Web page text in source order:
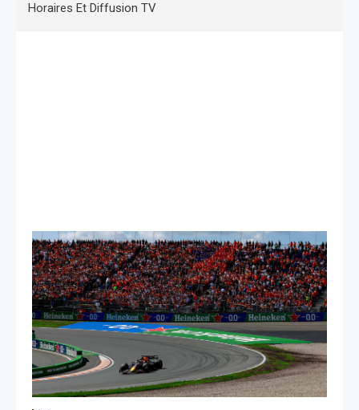
Horaires Et Diffusion TV